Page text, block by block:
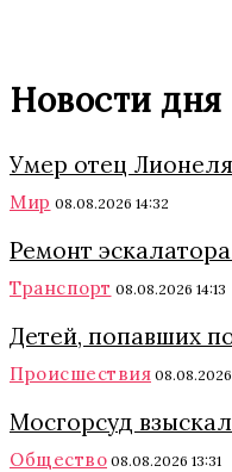
Новости дня
Умер отец
Мир 08.08.2026 14:32
Ремонт
Транспорт 08.08.2026 14:13
Детей, попавших
Происшествия 08.08.2026
Мосгорсуд
Общество 08.08.2026 13:31